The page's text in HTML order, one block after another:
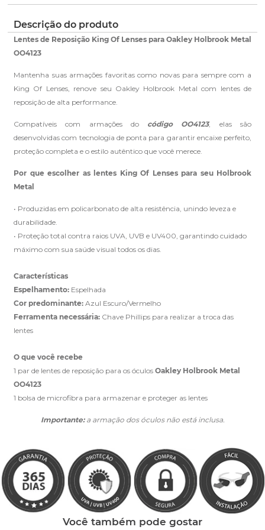
Clique aquie peça ajuda dos nossos especialistas.
Saiba maissobre nossa garantia completa.
redirecionado para nossa Central de Ajuda.
Descrição do produto
Lentes de Reposição King Of Lenses para Oakley Holbrook Metal
OO4123
Mantenha suas armações favoritas como novas para sempre com a
King Of Lenses, renove seu Oakley Holbrook Metal com lentes de
reposição de alta performance.
Compatíveis com armações do código OO4123, elas são
desenvolvidas com tecnologia de ponta para garantir encaixe perfeito,
proteção completa e o estilo autêntico que você merece.
Por que escolher as lentes King Of Lenses para seu Holbrook
Metal
• Produzidas em policarbonato de alta resistência, unindo leveza e
durabilidade.
• Proteção total contra raios UVA, UVB e UV400, garantindo cuidado
máximo com sua saúde visual todos os dias.
Características
Espelhamento: Espelhada
Cor predominante: Azul Escuro/Vermelho
Ferramenta necessária: Chave Phillips para realizar a troca das
lentes
O que você recebe
1 par de lentes de reposição para os óculos Oakley Holbrook Metal
OO4123
1 bolsa de microfibra para armazenar e proteger as lentes
Importante:a armação dos óculos não está inclusa.
Você também pode gostar